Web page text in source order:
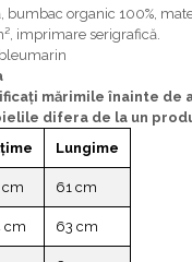
bumbac organic 100%,
imprimare serigrafică.
mărimile înainte de
difera de la un
Lungime
cm 61 cm
cm 63 cm